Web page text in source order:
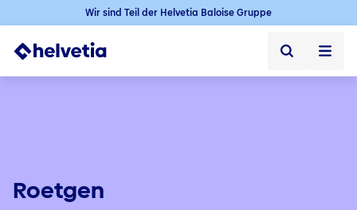
Wir sind Teil der Helvetia Baloise Gruppe
Roetgen